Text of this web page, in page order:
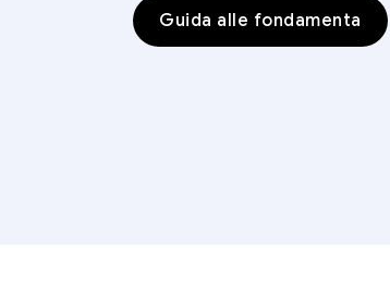
Guida alle fondamenta